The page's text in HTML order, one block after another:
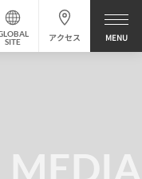
アクセス
SITE
MEDIA